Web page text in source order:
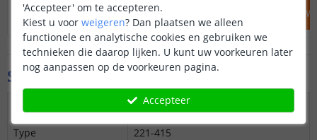
IN WINKELWAGEN IN
Specificaties
WAGO
Type
221-415
'Accepteer' om te accepteren.
Kiest u voor weigeren? Dan plaatsen we alleen
functionele en analytische cookies en gebruiken we
technieken die daarop lijken. U kunt uw voorkeuren later
nog aanpassen op de voorkeuren pagina.
Accepteer